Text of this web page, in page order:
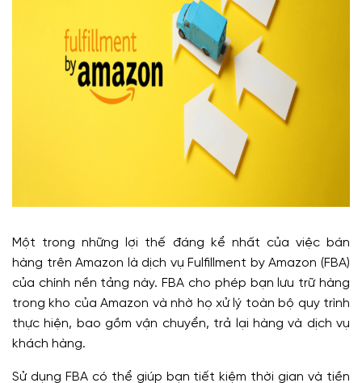
Một trong những lợi thế đáng kể nhất của việc bán
hàng trên Amazon là dịch vụ Fulfillment by Amazon (FBA)
của chính nền tảng này. FBA cho phép bạn lưu trữ hàng
trong kho của Amazon và nhờ họ xử lý toàn bộ quy trình
thực hiện, bao gồm vận chuyển, trả lại hàng và dịch vụ
khách hàng.
Sử dụng FBA có thể giúp bạn tiết kiệm thời gian và tiền